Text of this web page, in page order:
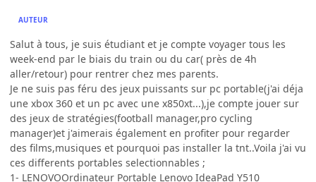
AUTEUR
Salut à tous, je suis étudiant et je compte voyager tous les
week-end par le biais du train ou du car( près de 4h
aller/retour) pour rentrer chez mes parents.
Je ne suis pas féru des jeux puissants sur pc portable(j'ai déja
une xbox 360 et un pc avec une x850xt...),je compte jouer sur
des jeux de stratégies(football manager,pro cycling
manager)et j'aimerais également en profiter pour regarder
des films,musiques et pourquoi pas installer la tnt..Voila j'ai vu
ces differents portables selectionnables ;
1- LENOVOOrdinateur Portable Lenovo IdeaPad Y510